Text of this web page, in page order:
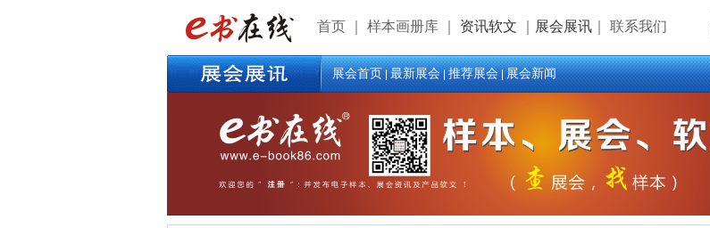
首页 样本画册库 资讯软文 展会展讯 联系我们
展会首页|最新展会|推荐展会|展会新闻